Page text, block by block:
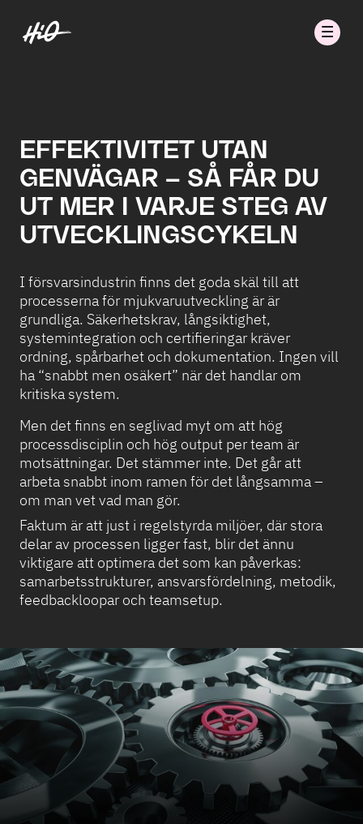
EFFEKTIVITET UTAN
GENVÄGAR – SÅ FÅR DU
UT MER I VARJE STEG AV
UTVECKLINGSCYKELN
I försvarsindustrin finns det goda skäl till att
processerna för mjukvaruutveckling är är
grundliga. Säkerhetskrav, långsiktighet,
systemintegration och certifieringar kräver
ordning, spårbarhet och dokumentation. Ingen vill
ha “snabbt men osäkert” när det handlar om
kritiska system.
Men det finns en seglivad myt om att hög
processdisciplin och hög output per team är
motsättningar. Det stämmer inte. Det går att
arbeta snabbt inom ramen för det långsamma –
om man vet vad man gör.
Faktum är att just i regelstyrda miljöer, där stora
delar av processen ligger fast, blir det ännu
viktigare att optimera det som kan påverkas:
samarbetsstrukturer, ansvarsfördelning, metodik,
feedbackloopar och teamsetup.